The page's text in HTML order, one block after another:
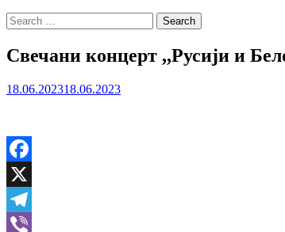
Search
for:
Свечани концерт ,,Русији и
18.06.202318.06.2023
Facebook
X
Telegram